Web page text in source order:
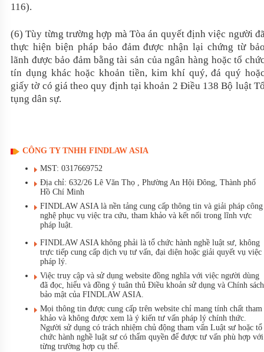
116).
(6) Tùy từng trường hợp mà Tòa án quyết định việc người
thực hiện biện pháp bảo đảm được nhận lại chứng từ
lãnh được bảo đảm bằng tài sản của ngân hàng hoặc tổ
tín dụng khác hoặc khoản tiền, kim khí quý, đá quý
giấy tờ có giá theo quy định tại khoản 2 Điều 138 Bộ luật
tụng dân sự.
CÔNG TY TNHH FINDLAW ASIA
MST: 0317669752
Địa chỉ: 632/26 Lê Văn Thọ , Phường An Hội Đông, Thành phố
Hồ Chí Minh
FINDLAW ASIA là nền tảng cung cấp thông tin và giải pháp công
nghệ phục vụ việc tra cứu, tham khảo và kết nối trong lĩnh vực
pháp luật.
FINDLAW ASIA không phải là tổ chức hành nghề luật sư, không
trực tiếp cung cấp dịch vụ tư vấn, đại diện hoặc giải quyết vụ việc
pháp lý.
Việc truy cập và sử dụng website đồng nghĩa với việc người dùng
đã đọc, hiểu và đồng ý tuân thủ Điều khoản sử dụng và Chính sách
bảo mật của FINDLAW ASIA.
Mọi thông tin được cung cấp trên website chỉ mang tính chất tham
khảo và không được xem là ý kiến tư vấn pháp lý chính thức.
Người sử dụng có trách nhiệm chủ động tham vấn Luật sư hoặc tổ
chức hành nghề luật sư có thẩm quyền để được tư vấn phù hợp với
từng trường hợp cụ thể.